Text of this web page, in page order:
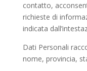
contatto,
richieste di
indicata
Dati Personali
nome, provincia,